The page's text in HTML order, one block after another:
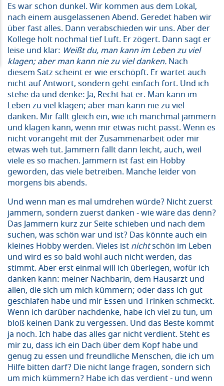
Es war schon dunkel. Wir kommen aus dem Lokal,
nach einem ausgelassenen Abend. Geredet haben wir
über fast alles. Dann verabschieden wir uns. Aber der
Kollege holt nochmal tief Luft. Er zögert. Dann sagt er
leise und klar: Weißt du, man kann im Leben zu viel
klagen; aber man kann nie zu viel danken. Nach
diesem Satz scheint er wie erschöpft. Er wartet auch
nicht auf Antwort, sondern geht einfach fort. Und ich
stehe da und denke: Ja, Recht hat er. Man kann im
Leben zu viel klagen; aber man kann nie zu viel
danken. Mir fällt gleich ein, wie ich manchmal jammern
und klagen kann, wenn mir etwas nicht passt. Wenn es
nicht vorangeht mit der Zusammenarbeit oder mir
etwas weh tut. Jammern fällt dann leicht, auch, weil
viele es so machen. Jammern ist fast ein Hobby
geworden, das viele betreiben. Manche leider von
morgens bis abends.
Und wenn man es mal umdrehen würde? Nicht zuerst
jammern, sondern zuerst danken - wie wäre das denn?
Das Jammern kurz zur Seite schieben und nach dem
suchen, was schön war und ist? Das könnte auch ein
kleines Hobby werden. Vieles ist nichtschön im Leben
und wird es so bald wohl auch nicht werden, das
stimmt. Aber erst einmal will ich überlegen, wofür ich
danken kann: meiner Nachbarin, dem Hausarzt und
allen, die sich um mich kümmern; oder dass ich gut
geschlafen habe und mir Essen und Trinken schmeckt.
Wenn ich darüber nachdenke, habe ich viel zu tun, um
bloß keinen Dank zu vergessen. Und das Beste kommt
ja noch. Ich habe das alles gar nicht verdient. Steht es
mir zu, dass ich ein Dach über dem Kopf habe und
genug zu essen und freundliche Menschen, die ich um
Hilfe bitten darf? Die nicht lange fragen, sondern sich
um mich kümmern? Habe ich das verdient - und wenn